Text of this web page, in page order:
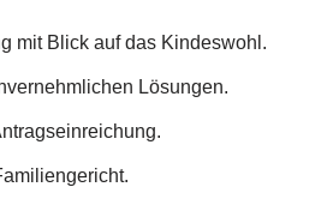
mit Blick auf das Kindeswohl.
Lösungen.